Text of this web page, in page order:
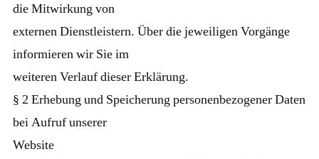
die Mitwirkung von
externen Dienstleistern. Über die jeweiligen Vorgänge
informieren wir Sie im
weiteren Verlauf dieser Erklärung.
§ 2 Erhebung und Speicherung personenbezogener Daten
bei Aufruf unserer
Website